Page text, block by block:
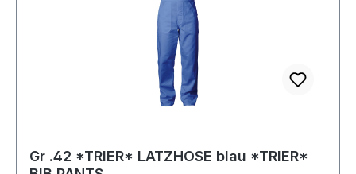
Gr .42 *TRIER* LATZHOSE blau *TRIER*